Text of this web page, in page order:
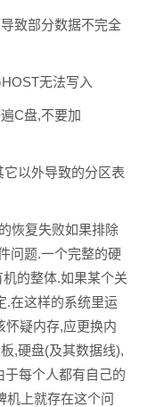
致部分数据不完全
无法写入
C盘,不要加
以外导致的分区表
复失败如果排除
问题.一个完整的硬
的整体.如果某个关
.在这样的系统里运
怀疑内存,应更换内
,硬盘(及其数据线),
每个人都有自己的
机上就存在这个问